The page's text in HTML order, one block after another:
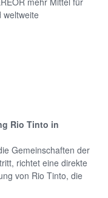
weltweite
Rio Tinto in
Gemeinschaften der
richtet eine direkte
von Rio Tinto, die